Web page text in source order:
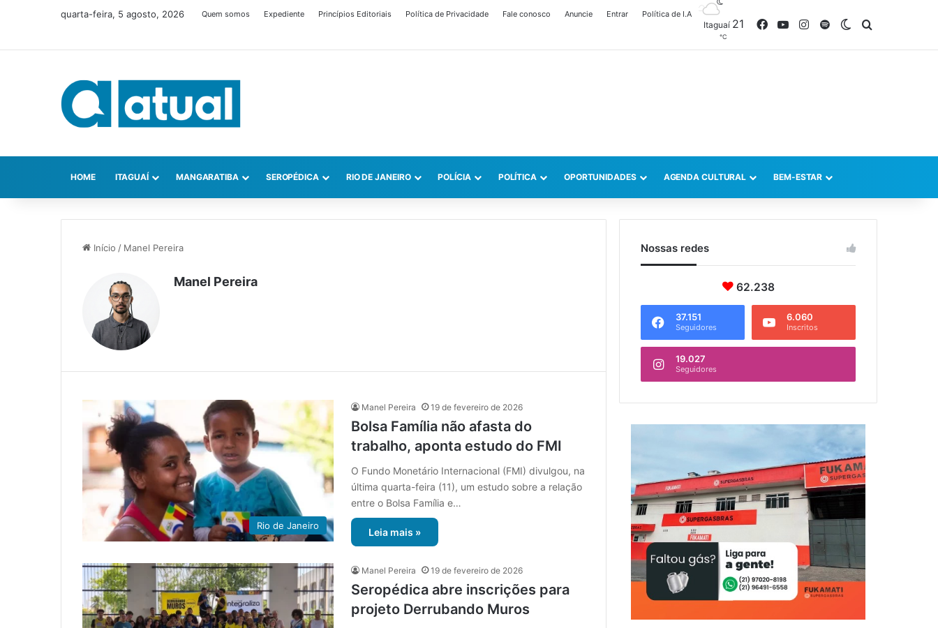
quarta-feira, 5 agosto, 2026 Quem somos Expediente Princípios Editoriais Política de Privacidade Fale conosco Anuncie Entrar Política de I.A
Itaguaí 21
℃
FacebookYouTubeInstagram
SpotifySwitch skin
HOME ITAGUAÍ MANGARATIBA SEROPÉDICA RIO DE JANEIRO POLÍCIA POLÍTICA OPORTUNIDADES AGENDA CULTURAL BEM-ESTAR
Início / Manel Pereira
Manel Pereira
Rio de Janeiro
Manel Pereira 19 de fevereiro de 2026
Bolsa Família não afasta do
trabalho, aponta estudo do FMI
O Fundo Monetário Internacional (FMI) divulgou, na
última quarta-feira (11), um estudo sobre a relação
entre o Bolsa Família e…
Leia mais »
Manel Pereira 19 de fevereiro de 2026
Seropédica abre inscrições para
projeto Derrubando Muros
Nossas redes
62.238
37.151
Seguidores
6.060
Inscritos
19.027
Seguidores